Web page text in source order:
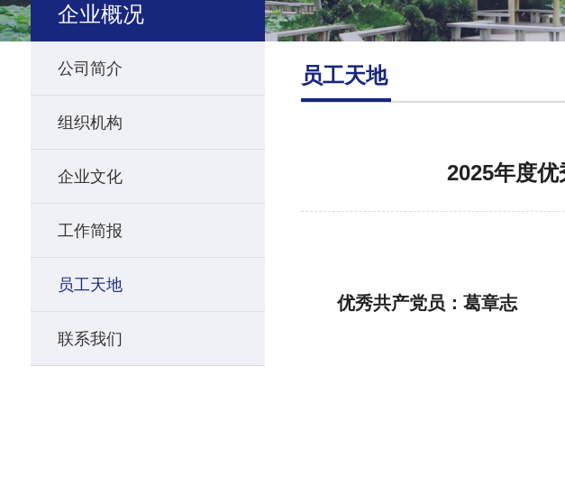
企业概况
公司简介
组织机构
企业文化
工作简报
员工天地
联系我们
员工天地
2025年度
优秀共产党员：葛章志